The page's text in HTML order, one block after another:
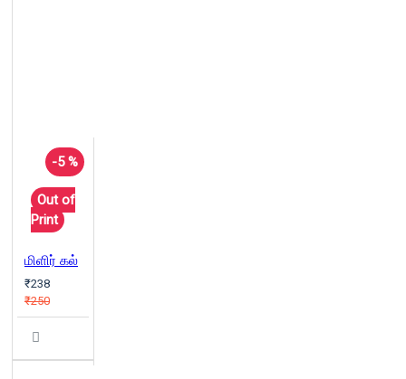
-5 %
Out of
Print
மிளிர் கல்
₹238
₹250